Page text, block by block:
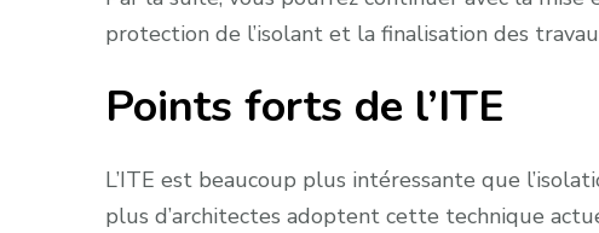
protection de l’isolant et la finalisation des
Points forts de l’ITE
L’ITE est beaucoup plus intéressante que
plus d’architectes adoptent cette technique